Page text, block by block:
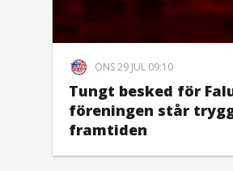
ONS 29 JUL 09:10
Tungt besked för
föreningen står
framtiden